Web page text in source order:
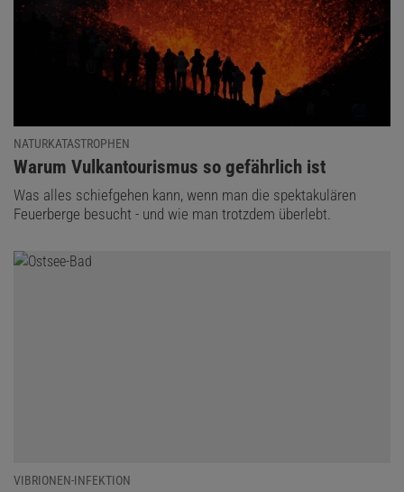
NATURKATASTROPHEN
:
Warum Vulkantourismus so gefährlich ist
Was alles schiefgehen kann, wenn man die spektakulären
Feuerberge besucht - und wie man trotzdem überlebt.
VIBRIONEN-INFEKTION